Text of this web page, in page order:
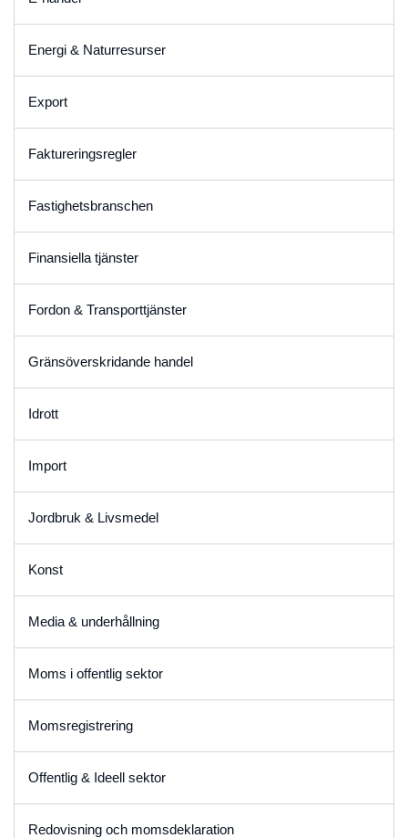
Energi & Naturresurser
Export
Faktureringsregler
Fastighetsbranschen
Finansiella tjänster
Fordon & Transporttjänster
Gränsöverskridande handel
Idrott
Import
Jordbruk & Livsmedel
Konst
Media & underhållning
Moms i offentlig sektor
Momsregistrering
Offentlig & Ideell sektor
Redovisning och momsdeklaration